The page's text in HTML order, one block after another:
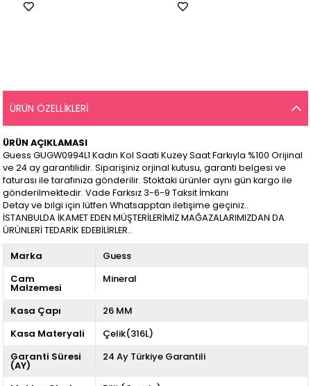
ÜRÜN ÖZELLIKLERI
ÜRÜN AÇIKLAMASI
Guess GUGW0994L1 Kadın Kol Saati Kuzey Saat Farkıyla %100 Orijinal
ve 24 ay garantilidir. Siparişiniz orjinal kutusu, garanti belgesi ve
faturası ile tarafınıza gönderilir. Stoktaki ürünler aynı gün kargo ile
gönderilmektedir. Vade Farksız 3-6-9 Taksit İmkanı
Detay ve bilgi için lütfen Whatsapptan iletişime geçiniz..
İSTANBULDA İKAMET EDEN MÜŞTERİLERİMİZ MAĞAZALARIMIZDAN DA
ÜRÜNLERİ TEDARİK EDEBİLİRLER..
Marka
Guess
Cam
Malzemesi
Mineral
Kasa Çapı
26 MM
Kasa Materyali
Çelik(316L)
Garanti Süresi
(AY)
24 Ay Türkiye Garantili